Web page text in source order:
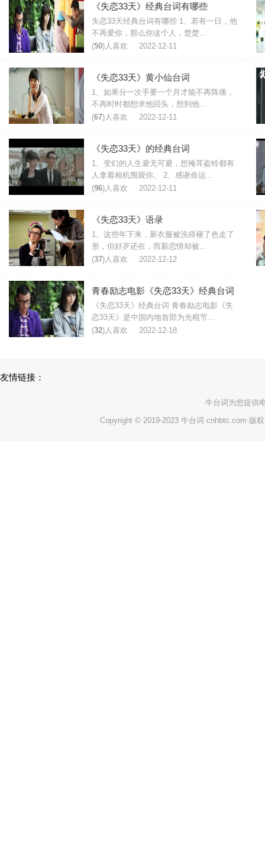
《失恋33天》经典台词有哪些
失恋33天经典台词有哪些 1、若有一日，他
不再爱你，那么你这个人，楚楚...
(50)人喜欢 2022-12-11
《失恋33天》黄小仙台词
1、如果分一次手要一个月才能不再阵痛，
不再时时都想求他回头，想到他...
(67)人喜欢 2022-12-11
《失恋33天》的经典台词
1、变幻的人生避无可避，想掩耳盗铃都有
人拿着相机围观你。 2、感谢命运...
(96)人喜欢 2022-12-11
《失恋33天》语录
1、这些年下来，新衣服被洗得褪了色走了
形，但好歹还在，而新恋情却被...
(37)人喜欢 2022-12-12
青春励志电影《失恋33天》经典台词
《失恋33天》经典台词 青春励志电影《失
恋33天》是中国内地首部为光棍节...
(32)人喜欢 2022-12-18
友情链接：
牛台词 为您提供
Copyright © 2019-2023 牛台词 cnhbtc.com 版